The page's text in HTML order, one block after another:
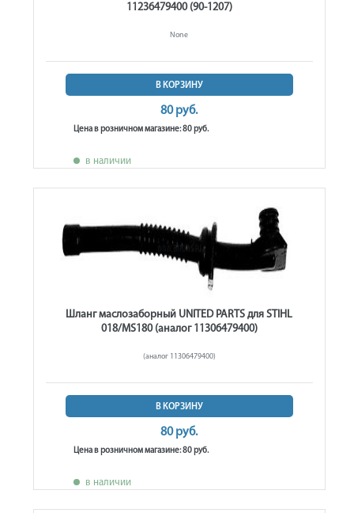
11236479400 (90-1207)
None
В КОРЗИНУ
80 руб.
Цена в розничном магазине: 80 руб.
в наличии
Шланг маслозаборный UNITED PARTS для STIHL
018/MS180 (аналог 11306479400)
(аналог 11306479400)
В КОРЗИНУ
80 руб.
Цена в розничном магазине: 80 руб.
в наличии